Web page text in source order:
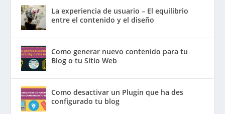
La experiencia de usuario – El equilibrio
entre el contenido y el diseño
Como generar nuevo contenido para tu
Blog o tu Sitio Web
Como desactivar un Plugin que ha des
configurado tu blog